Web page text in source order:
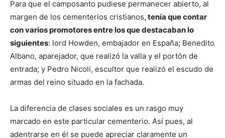
Para que el camposanto pudiese permanecer abierto, al
margen de los cementerios cristianos, tenía que contar
con varios promotores entre los que destacaban lo
siguientes: lord Howden, embajador en España; Benedito
Albano, aparejador, que realizó la valla y el portón de
entrada; y Pedro Nicoli, escultor que realizó el escudo de
armas del reino situado en la fachada.
La diferencia de clases sociales es un rasgo muy
marcado en este particular cementerio. Así pues, al
adentrarse en él se puede apreciar claramente un